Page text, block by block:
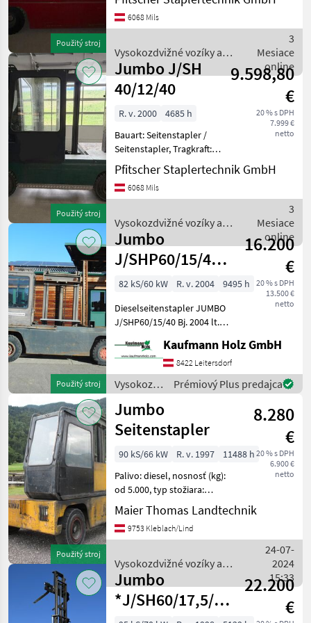
Použitý stroj
4000mm, Bauhöhe:
2960mm, Freihub: 150mm,
Batterie: 80V 1085Ah
Zustand:
6068 Mils
Vysokozdvižné vozíky a
skladová technika / Jumbo
3
Mesiace
online
Použitý stroj
Jumbo J/SH
40/12/40
9.598,80
€
20 % s DPH
7.999 €
netto
R. v. 2000
4685 h
Bauart: Seitenstapler /
Seitenstapler, Tragkraft:
4000kg, Hubhöhe: 4000mm,
Freihub: 150mm, Bereifung
vorne: Superelastik ,
Superelastik , Beschrei
Pfitscher Staplertechnik GmbH
6068 Mils
Vysokozdvižné vozíky a
skladová technika / Jumbo
3
Mesiace
online
Použitý stroj
Jumbo
J/SHP60/15/40
Dieselseitenstapler
6 Tonnen Hubkr
16.200
€
20 % s DPH
13.500 €
netto
82 kS/60 kW R. v. 2004
9495 h
Dieselseitenstapler JUMBO
J/SHP60/15/40 Bj. 2004 lt.
Perkins Motor 6 Tonnen
Hubkraft 4 Meter Hubhöhe
2, 90 Meter Bauhöhe 1, 50
Meter Ga
Kaufmann Holz GmbH
8422 Leitersdorf
Vysokozdvižné
vozíky a
skladová
technika /
Jumbo
Prémiový Plus predajca
Použitý stroj
Jumbo
Seitenstapler
8.280
€
20 % s DPH
6.900 €
netto
90 kS/66 kW R. v. 1997
11488 h
Palivo: diesel, nosnosť (kg):
od 5.000, typ stožiara:
Štandard, , Vodičská kabína,
: Vysokozdvižné vozíky a
skladová technika Vozík
Maier Thomas Landtechnik
9753 Kleblach/Lind
Vysokozdvižné vozíky a
skladová technika / Jumbo
24-07-
2024
15:33
Jumbo
*J/SH60/17,5/75TV*5219
22.200
€